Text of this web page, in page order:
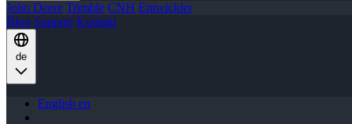
John Deere Trimble CNH Entwickler
Blog Support Kontakt
de
English en